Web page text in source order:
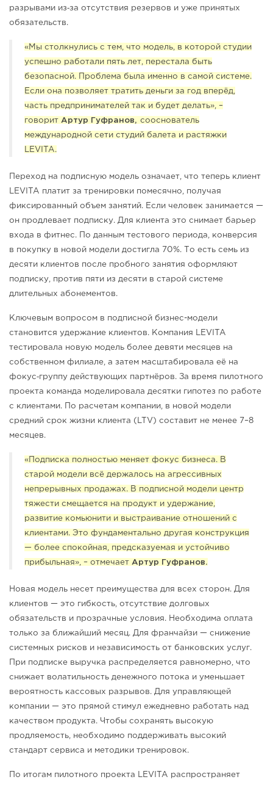
разрывами из‑за отсутствия резервов и уже принятых
обязательств.
«Мы столкнулись с тем, что модель, в которой студии
успешно работали пять лет, перестала быть
безопасной. Проблема была именно в самой системе.
Если она позволяет тратить деньги за год вперёд,
часть предпринимателей так и будет делать», –
говорит Артур Гуфранов, сооснователь
международной сети студий балета и растяжки
LEVITA.
Переход на подписную модель означает, что теперь клиент
LEVITA платит за тренировки помесячно, получая
фиксированный объем занятий. Если человек занимается —
он продлевает подписку. Для клиента это снимает барьер
входа в фитнес. По данным тестового периода, конверсия
в покупку в новой модели достигла 70%. То есть семь из
десяти клиентов после пробного занятия оформляют
подписку, против пяти из десяти в старой системе
длительных абонементов.
Ключевым вопросом в подписной бизнес-модели
становится удержание клиентов. Компания LEVITA
тестировала новую модель более девяти месяцев на
собственном филиале, а затем масштабировала её на
фокус‑группу действующих партнёров. За время пилотного
проекта команда моделировала десятки гипотез по работе
с клиентами. По расчетам компании, в новой модели
средний срок жизни клиента (LTV) составит не менее 7–8
месяцев.
«Подписка полностью меняет фокус бизнеса. В
старой модели всё держалось на агрессивных
непрерывных продажах. В подписной модели центр
тяжести смещается на продукт и удержание,
развитие комьюнити и выстраивание отношений с
клиентами. Это фундаментально другая конструкция
— более спокойная, предсказуемая и устойчиво
прибыльная», – отмечает Артур Гуфранов.
Новая модель несет преимущества для всех сторон. Для
клиентов — это гибкость, отсутствие долговых
обязательств и прозрачные условия. Необходима оплата
только за ближайший месяц. Для франчайзи — снижение
системных рисков и независимость от банковских услуг.
При подписке выручка распределяется равномерно, что
снижает волатильность денежного потока и уменьшает
вероятность кассовых разрывов. Для управляющей
компании — это прямой стимул ежедневно работать над
качеством продукта. Чтобы сохранять высокую
продляемость, необходимо поддерживать высокий
стандарт сервиса и методики тренировок.
По итогам пилотного проекта LEVITA распространяет